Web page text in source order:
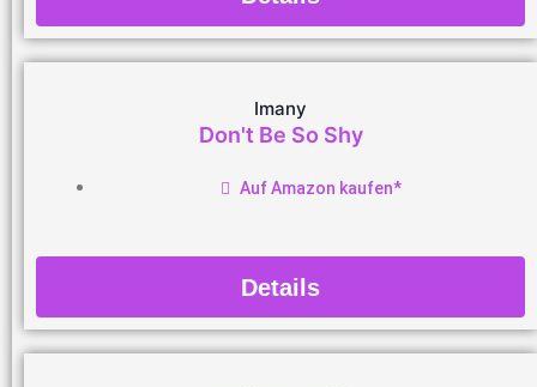
Imany
Don't Be So Shy
Auf Amazon kaufen*
Details